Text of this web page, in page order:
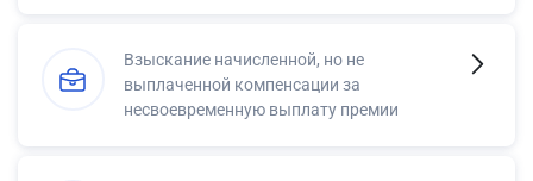
Взыскание начисленной, но не
выплаченной компенсации за
несвоевременную выплату премии